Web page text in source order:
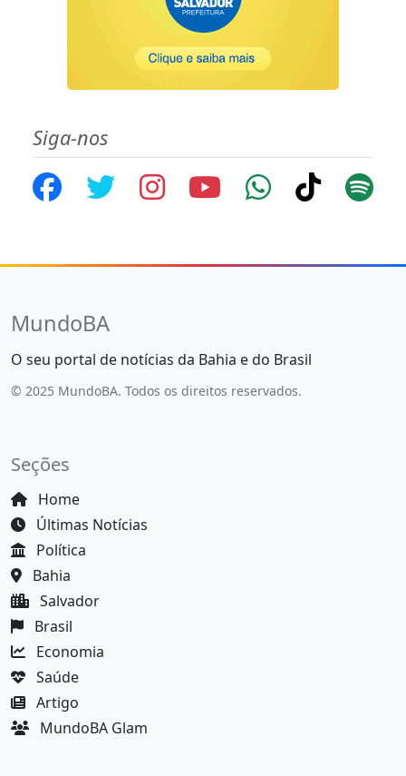
Siga-nos
MundoBA
O seu portal de notícias da Bahia e do Brasil
© 2025 MundoBA. Todos os direitos reservados.
Seções
Home
Últimas Notícias
Política
Bahia
Salvador
Brasil
Economia
Saúde
Artigo
MundoBA Glam